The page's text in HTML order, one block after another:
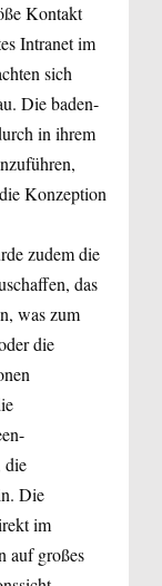
Kontakt
Intranet im
sich
Die baden-
in ihrem
Konzeption
zudem die
das
was zum
die
die
Die
im
auf großes